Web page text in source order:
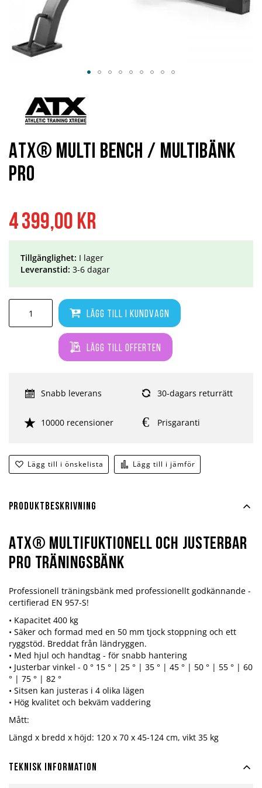
4 399,00 kr
Lägg till i kundvagn
Lägg till offerten
Lägg till i önskelista Lägg till i jämför
Tillgänglighet: I lager
Leveranstid: 3-6 dagar
Snabb leverans 30-dagars returrätt
10000 recensioner Prisgaranti
ATX® Multi Bench / Multibänk
Pro
början
bildgalleriet
Produktbeskrivning
ATX® Multifuktionell och justerbar
Pro träningsbänk
Professionell träningsbänk med professionellt godkännande -
certifierad EN 957-S!
• Kapacitet 400 kg
• Säker och formad med en 50 mm tjock stoppning och ett
ryggstöd. Breddat från ländryggen.
• Med hjul och handtag - för snabb hantering
• Justerbar vinkel - 0 ° 15 ° | 25 ° | 35 ° | 45 ° | 50 ° | 55 ° | 60
° | 75 ° | 82 °
• Sitsen kan justeras i 4 olika lägen
• Hög kvalitet och bekväm vaddering
Mått:
Längd x bredd x höjd: 120 x 70 x 45-124 cm, vikt 35 kg
Teknisk information